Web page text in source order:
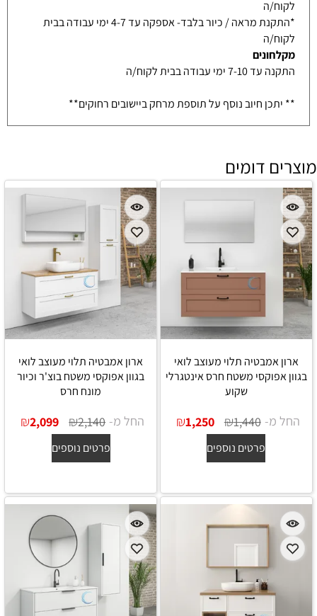
לקוח/ה
*התקנת מראה / כיור בלבד- אספקה עד 4-7 ימי עבודה בבית
לקוח/ה
מקלחונים
התקנה עד 7-10 ימי עבודה בבית לקוח/ה
** יתכן חיוב נוסף על תוספת מרחק ביישובים רחוקים**
מוצרים דומים
ארון אמבטיה תלוי מעוצב לואי
בגוון אפוקסי משטח חרס אינטגרלי
שקוע
החל מ- ₪1,440
₪1,250
פרטים נוספים
ארון אמבטיה תלוי מעוצב לואי
בגוון אפוקסי משטח בוצ'ר וכיור
מונח חרס
החל מ- ₪2,140
₪2,099
פרטים נוספים